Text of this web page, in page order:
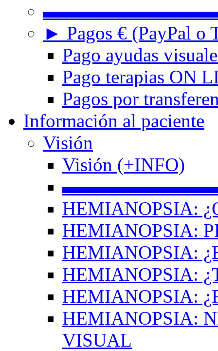
► Pagos € (PayPal o
Pago ayudas
Pago terapias ON
Pagos por
Información al paciente
Visión
Visión (+INFO)
HEMIANOPSIA:
HEMIANOPSIA:
HEMIANOPSIA:
HEMIANOPSIA:
HEMIANOPSIA:
HEMIANOPSIA:
VISUAL